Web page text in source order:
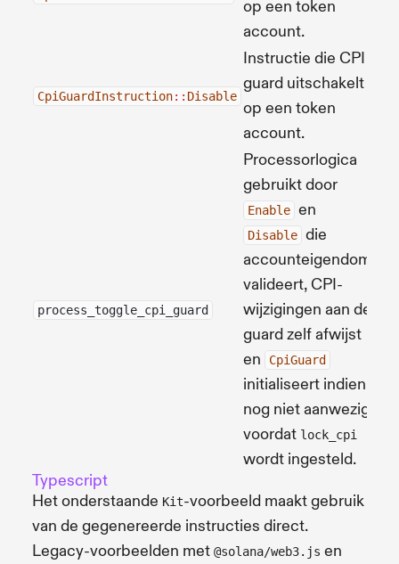
op een token
account.
CpiGuardInstruction:: Disable
Instructie die CPI
guard uitschakelt
op een token
account.
process_toggle_cpi_guard
Processorlogica
gebruikt door
Enable en
Disable die
accounteigendom
valideert, CPI-
wijzigingen aan de
guard zelf afwijst
en
CpiGuard
initialiseert indien
nog niet aanwezig
voordat lock_cpi
wordt ingesteld.
Typescript
Het onderstaande Kit-voorbeeld maakt gebruik
van de gegenereerde instructies direct.
Legacy-voorbeelden met @solana/web3.js en